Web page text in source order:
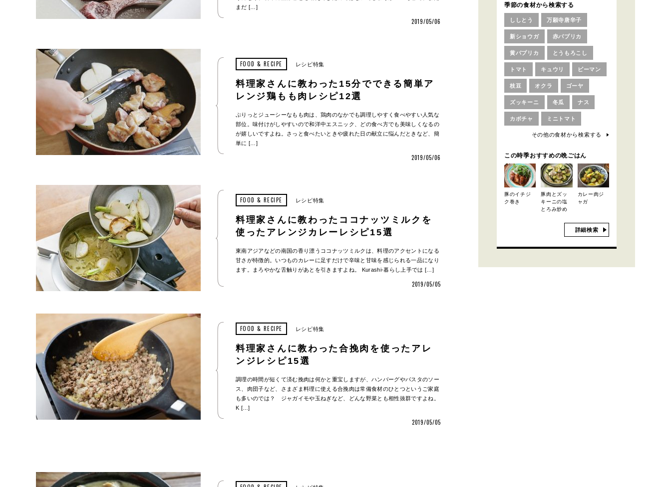
まだ […]
2019/05/06
FOOD & RECIPE レシピ特集
料理家さんに教わった15分でできる簡単ア
レンジ鶏もも肉レシピ12選
ぷりっとジューシーなもも肉は、鶏肉のなかでも調理しやすく食べやすい人気な
部位。味付けがしやすいので和洋中エスニック、どの食べ方でも美味しくなるの
が嬉しいですよね。さっと食べたいときや疲れた日の献立に悩んだときなど、簡
単に […]
2019/05/06
FOOD & RECIPE レシピ特集
料理家さんに教わったココナッツミルクを
使ったアレンジカレーレシピ15選
東南アジアなどの南国の香り漂うココナッツミルクは、料理のアクセントになる
甘さが特徴的。いつものカレーに足すだけで辛味と甘味を感じられる一品になり
ます。まろやかな舌触りがあとを引きますよね。 Kurashi-暮らし上手では […]
2019/05/05
FOOD & RECIPE レシピ特集
料理家さんに教わった合挽肉を使ったアレ
ンジレシピ15選
調理の時間が短くて済む挽肉は何かと重宝しますが、ハンバーグやパスタのソー
ス、肉団子など、さまざま料理に使える合挽肉は常備食材のひとつというご家庭
も多いのでは？ ジャガイモや玉ねぎなど、どんな野菜とも相性抜群ですよね。
K […]
2019/05/05
季節の食材から検索する
ししとう 万願寺唐辛子
新ショウガ 赤パプリカ
黄パプリカ とうもろこし
トマト キュウリ ピーマン
枝豆 オクラ ゴーヤ
ズッキーニ 冬瓜 ナス
カボチャ ミニトマト
その他の食材から検索する
この時季おすすめの晩ごはん
豚のイチジ
ク巻き
豚肉とズッ
キーニの塩
とろみ炒め
カレー肉ジ
ャガ
詳細検索